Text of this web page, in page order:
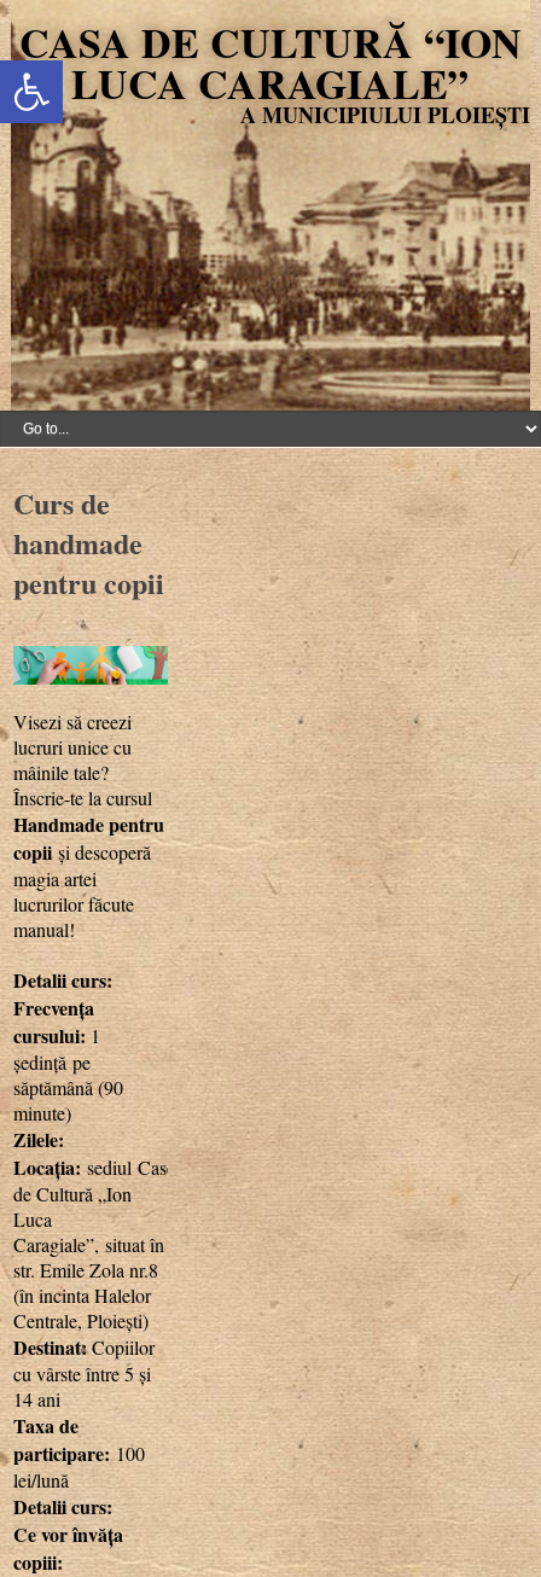
Deschide bara de unelte
CASA DE CULTURĂ “ION
LUCA CARAGIALE”
Curs de
handmade
pentru copii
Visezi să creezi
lucruri unice cu
mâinile tale?
Înscrie-te la cursul
Handmade pentru
copiiși descoperă
magia artei
lucrurilor făcute
manual!
Detalii curs:
Frecvența
cursului:1
ședință pe
săptămână (90
minute)
Zilele:
Locația:sediul Casei
de Cultură „Ion
Luca
Caragiale”, situat în
str. Emile Zola nr.8
(în incinta Halelor
Centrale, Ploiești)
Destinat:Copiilor
cu vârste între 5 și
14 ani
Taxa de
participare:100
lei/lună
Detalii curs:
Ce vor învăța
copiii: